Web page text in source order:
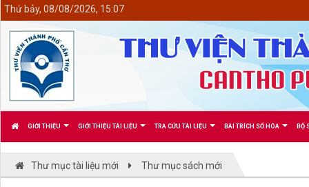
GIỚI THIỆU GIỚI THIỆU TÀI LIỆU TRA CỨU TÀI LIỆU BÀI TRÍCH SỐ HÓA BỘ
Thứ bảy, 08/08/2026, 15:07
Thư mục tài liệu mới Thư mục sách mới
<